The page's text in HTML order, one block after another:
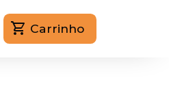
Carrinho